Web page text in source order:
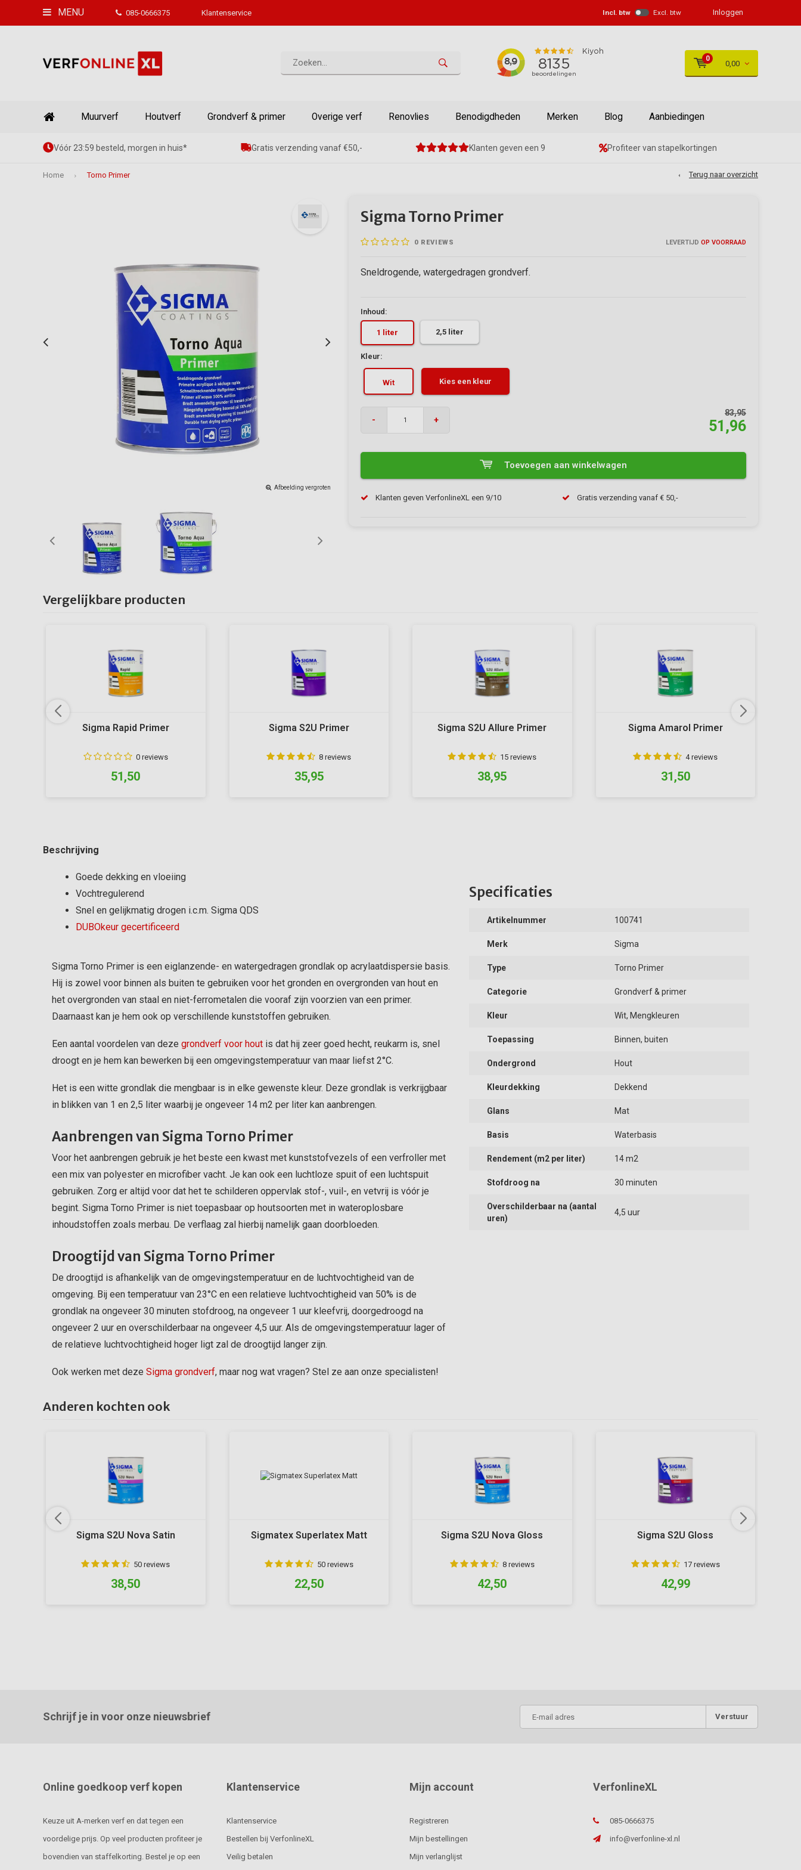
MENU 085-0666375 Klantenservice Incl. btw Excl. btw Inloggen
0
0,00
Muurverf Houtverf Grondverf & primer Overige verf Renovlies Benodigdheden Merken Blog Aanbiedingen
Vóór 23:59 besteld, morgen in huis* Gratis verzending vanaf €50,- Klanten geven een 9 Profiteer van stapelkortingen
Home Torno Primer Terug naar overzicht
Afbeelding vergroten
Sigma Torno Primer
0REVIEWS LEVERTIJD OP VOORRAAD
Sneldrogende, watergedragen grondverf.
Inhoud:
1 liter 2,5 liter
Kleur:
Wit Kies een kleur
- +
83,95
51,96
Toevoegen aan winkelwagen
Klanten geven VerfonlineXL een 9/10 Gratis verzending vanaf € 50,-
Vergelijkbare producten
Sigma Rapid Primer
0 reviews
51,50
Sigma S2U Primer
8 reviews
35,95
Sigma S2U Allure Primer
15 reviews
38,95
Sigma Amarol Primer
4 reviews
31,50
Beschrijving
Goede dekking en vloeiing
Vochtregulerend
Snel en gelijkmatig drogen i.c.m. Sigma QDS
DUBOkeur gecertificeerd
Sigma Torno Primer is een eiglanzende- en watergedragen grondlak op acrylaatdispersie basis.
Hij is zowel voor binnen als buiten te gebruiken voor het gronden en overgronden van hout en
het overgronden van staal en niet-ferrometalen die vooraf zijn voorzien van een primer.
Daarnaast kan je hem ook op verschillende kunststoffen gebruiken.
Een aantal voordelen van deze grondverf voor hout is dat hij zeer goed hecht, reukarm is, snel
droogt en je hem kan bewerken bij een omgevingstemperatuur van maar liefst 2°C.
Het is een witte grondlak die mengbaar is in elke gewenste kleur. Deze grondlak is verkrijgbaar
in blikken van 1 en 2,5 liter waarbij je ongeveer 14 m2 per liter kan aanbrengen.
Aanbrengen van Sigma Torno Primer
Voor het aanbrengen gebruik je het beste een kwast met kunststofvezels of een verfroller met
een mix van polyester en microfiber vacht. Je kan ook een luchtloze spuit of een luchtspuit
gebruiken. Zorg er altijd voor dat het te schilderen oppervlak stof-, vuil-, en vetvrij is vóór je
begint. Sigma Torno Primer is niet toepasbaar op houtsoorten met in wateroplosbare
inhoudstoffen zoals merbau. De verflaag zal hierbij namelijk gaan doorbloeden.
Droogtijd van Sigma Torno Primer
De droogtijd is afhankelijk van de omgevingstemperatuur en de luchtvochtigheid van de
omgeving. Bij een temperatuur van 23°C en een relatieve luchtvochtigheid van 50% is de
grondlak na ongeveer 30 minuten stofdroog, na ongeveer 1 uur kleefvrij, doorgedroogd na
ongeveer 2 uur en overschilderbaar na ongeveer 4,5 uur. Als de omgevingstemperatuur lager of
de relatieve luchtvochtigheid hoger ligt zal de droogtijd langer zijn.
Ook werken met deze Sigma grondverf, maar nog wat vragen? Stel ze aan onze specialisten!
Specificaties
Artikelnummer 100741
Merk Sigma
Type Torno Primer
Categorie Grondverf & primer
Kleur Wit, Mengkleuren
Toepassing Binnen, buiten
Ondergrond Hout
Kleurdekking Dekkend
Glans Mat
Basis Waterbasis
Rendement (m2 per liter) 14 m2
Stofdroog na 30 minuten
Overschilderbaar na (aantal
uren)
4,5 uur
Anderen kochten ook
Sigma S2U Nova Satin
50 reviews
38,50
Sigmatex Superlatex Matt
50 reviews
22,50
Sigma S2U Nova Gloss
8 reviews
42,50
Sigma S2U Gloss
17 reviews
42,99
Schrijf je in voor onze nieuwsbrief Verstuur
Online goedkoop verf kopen
Keuze uit A-merken verf en dat tegen een
voordelige prijs. Op veel producten profiteer je
bovendien van staffelkorting. Bestel je op een
Klantenservice
Klantenservice
Bestellen bij VerfonlineXL
Veilig betalen
Mijn account
Registreren
Mijn bestellingen
Mijn verlanglijst
VerfonlineXL
085-0666375
info@verfonline-xl.nl